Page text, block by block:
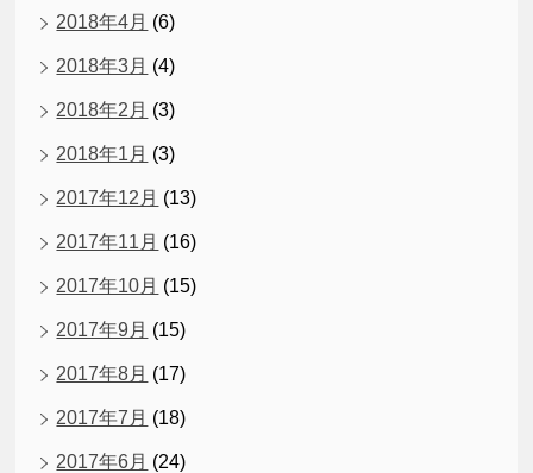
2018年4月 (6)
2018年3月 (4)
2018年2月 (3)
2018年1月 (3)
2017年12月 (13)
2017年11月 (16)
2017年10月 (15)
2017年9月 (15)
2017年8月 (17)
2017年7月 (18)
2017年6月 (24)